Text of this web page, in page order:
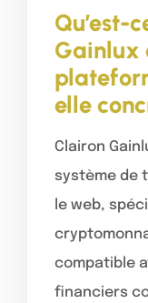
Qu’est-
Gainlux
elle
Clairon
système de
le web,
compatible
financiers